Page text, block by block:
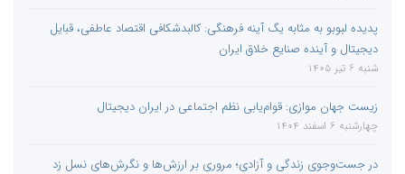
پدیده لبوبو به مثابه یگ آینه فرهنگی: کالبدشکافی اقتصاد عاطفی، قبایل
دیجیتال و آینده صنایع خلاق ایران
شنبه 6 تیر 1405
زیست جهان موازی: قوام‌یابی نظم اجتماعی در ایران دیجیتال
چهارشنبه 6 اسفند 1404
در جست‌و‌جوی زندگی و آزادی؛ مروری بر ارزش‌ها و نگرش‌های نسل زد